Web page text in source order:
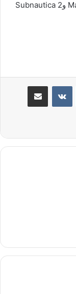
المنافسة القوية من عناوين بارزة مثل Marathon وSubnautica 2
مشاركة عبر البريد